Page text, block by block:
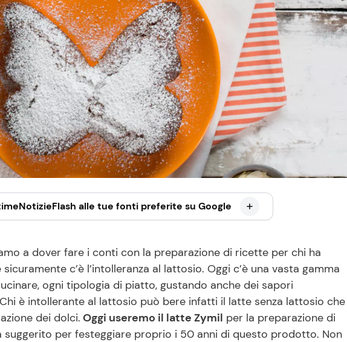
alle tue fonti preferite su Google
a dover fare i conti con la preparazione di ricette per chi ha
c’è l’intolleranza al lattosio. Oggi c’è una vasta gamma
ogni tipologia di piatto, gustando anche dei sapori
è intollerante al lattosio può bere infatti il latte senza lattosio che
dei dolci. Oggi useremo il latte Zymil per la preparazione di
suggerito per festeggiare proprio i 50 anni di questo prodotto. Non